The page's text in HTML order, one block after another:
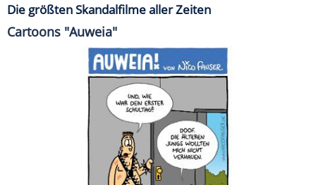
Die größten Skandalfilme aller Zeiten
Cartoons "Auweia"